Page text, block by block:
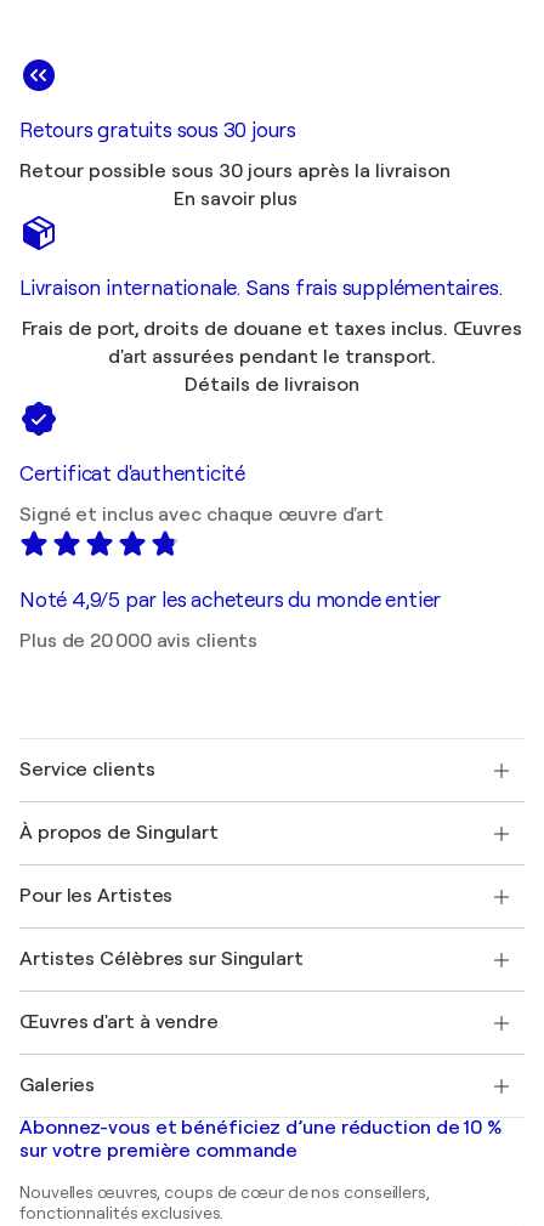
Retours gratuits sous 30 jours
Retour possible sous 30 jours après la livraison
En savoir plus
Livraison internationale. Sans frais supplémentaires.
Frais de port, droits de douane et taxes inclus. Œuvres
d'art assurées pendant le transport.
Détails de livraison
Certificat d'authenticité
Signé et inclus avec chaque œuvre d'art
Noté 4,9/5 par les acheteurs du monde entier
Plus de 20 000 avis clients
Service clients
Expédition
Offrir une carte cadeau
Rejoignez notre programme commercial
Mon compte
+33 1 76 44 06 42
À propos de Singulart
FAQ
Magazine Singulart
Emplois
Découvrez une sélection d'art original
Pour les Artistes
Se connecter en tant qu'Artiste
Artistes Célèbres sur Singulart
Marc Chagall
Banksy
Mr. Brainwash
Shepard Fairey
Œuvres d'art à vendre
Tableaux abstraits à vendre
Peintures de paysage
Estampes
Peintures acryliques
Galeries
Galeries d'art en France
Galeries d'art en Belgique
Abonnez-vous et bénéficiez d’une réduction de 10 %
sur votre première commande
Nouvelles œuvres, coups de cœur de nos conseillers,
fonctionnalités exclusives.